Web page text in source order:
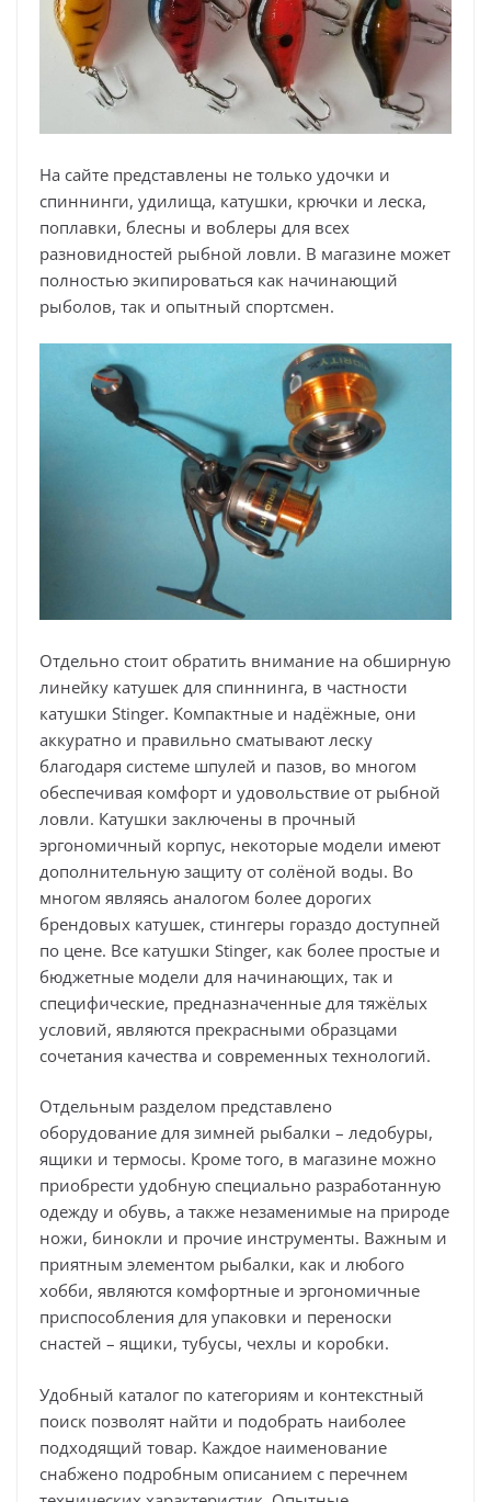
На сайте представлены не только удочки и
спиннинги, удилища, катушки, крючки и леска,
поплавки, блесны и воблеры для всех
разновидностей рыбной ловли. В магазине может
полностью экипироваться как начинающий
рыболов, так и опытный спортсмен.
Отдельно стоит обратить внимание на обширную
линейку катушек для спиннинга, в частности
катушки Stinger. Компактные и надёжные, они
аккуратно и правильно сматывают леску
благодаря системе шпулей и пазов, во многом
обеспечивая комфорт и удовольствие от рыбной
ловли. Катушки заключены в прочный
эргономичный корпус, некоторые модели имеют
дополнительную защиту от солёной воды. Во
многом являясь аналогом более дорогих
брендовых катушек, стингеры гораздо доступней
по цене. Все катушки Stinger, как более простые и
бюджетные модели для начинающих, так и
специфические, предназначенные для тяжёлых
условий, являются прекрасными образцами
сочетания качества и современных технологий.
Отдельным разделом представлено
оборудование для зимней рыбалки – ледобуры,
ящики и термосы. Кроме того, в магазине можно
приобрести удобную специально разработанную
одежду и обувь, а также незаменимые на природе
ножи, бинокли и прочие инструменты. Важным и
приятным элементом рыбалки, как и любого
хобби, являются комфортные и эргономичные
приспособления для упаковки и переноски
снастей – ящики, тубусы, чехлы и коробки.
Удобный каталог по категориям и контекстный
поиск позволят найти и подобрать наиболее
подходящий товар. Каждое наименование
снабжено подробным описанием с перечнем